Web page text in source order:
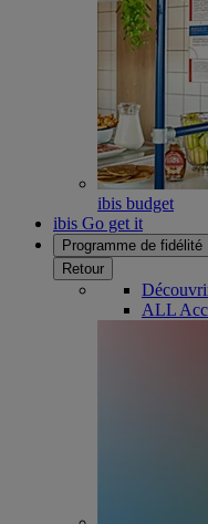
ibis budget
ibis Go get it
Programme de fidélité
Retour
ALL